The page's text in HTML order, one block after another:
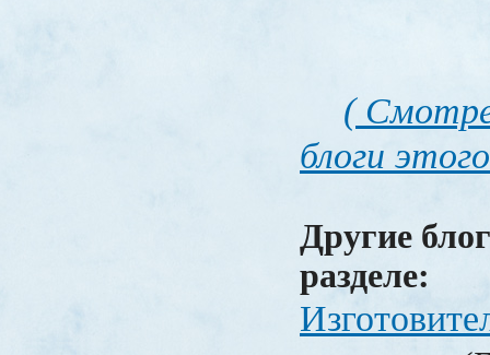
(
блоги
Другие
разделе: